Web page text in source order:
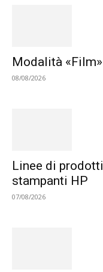
Modalità
08/08/2026
Linee di
stampanti HP
07/08/2026